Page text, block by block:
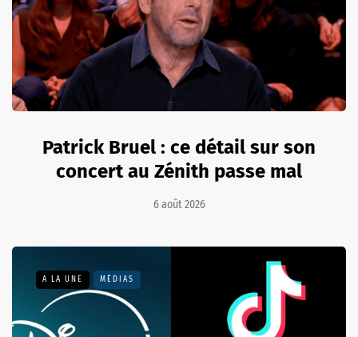
Patrick Bruel : ce détail sur son
concert au Zénith passe mal
6 août 2026
A LA UNE MÉDIAS